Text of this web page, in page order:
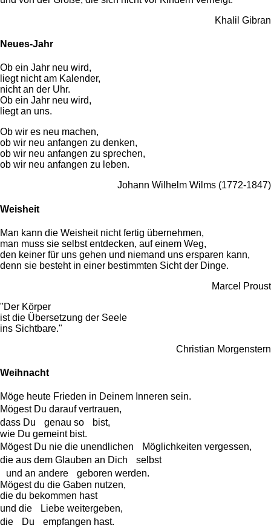
Khalil Gibran
Neues-Jahr
Ob ein Jahr neu wird,
liegt nicht am Kalender,
nicht an der Uhr.
Ob ein Jahr neu wird,
liegt an uns.
Ob wir es neu machen,
ob wir neu anfangen zu denken,
ob wir neu anfangen zu sprechen,
ob wir neu anfangen zu leben.
Johann Wilhelm Wilms (1772-1847)
Weisheit
Man kann die Weisheit nicht fertig übernehmen,
man muss sie selbst entdecken, auf einem Weg,
den keiner für uns gehen und niemand uns ersparen kann,
denn sie besteht in einer bestimmten Sicht der Dinge.
Marcel Proust
"Der Körper
ist die Übersetzung der Seele
ins Sichtbare."
Christian Morgenstern
Weihnacht
Möge heute Frieden in Deinem Inneren sein.
Mögest Du darauf vertrauen,
dass Du genau so bist,
wie Du gemeint bist.
Mögest Du nie die unendlichen Möglichkeiten vergessen,
die aus dem Glauben an Dich selbst
und an andere geboren werden.
Mögest du die Gaben nutzen,
die du bekommen hast
und die Liebe weitergeben,
die Du empfangen hast.